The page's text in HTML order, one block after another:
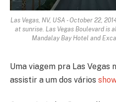
Las Vegas, NV, USA - October 22,
at sunrise. Las Vegas Boulevard is
Mandalay Bay Hotel and
Uma viagem pra Las Vegas
assistir a um dos vários